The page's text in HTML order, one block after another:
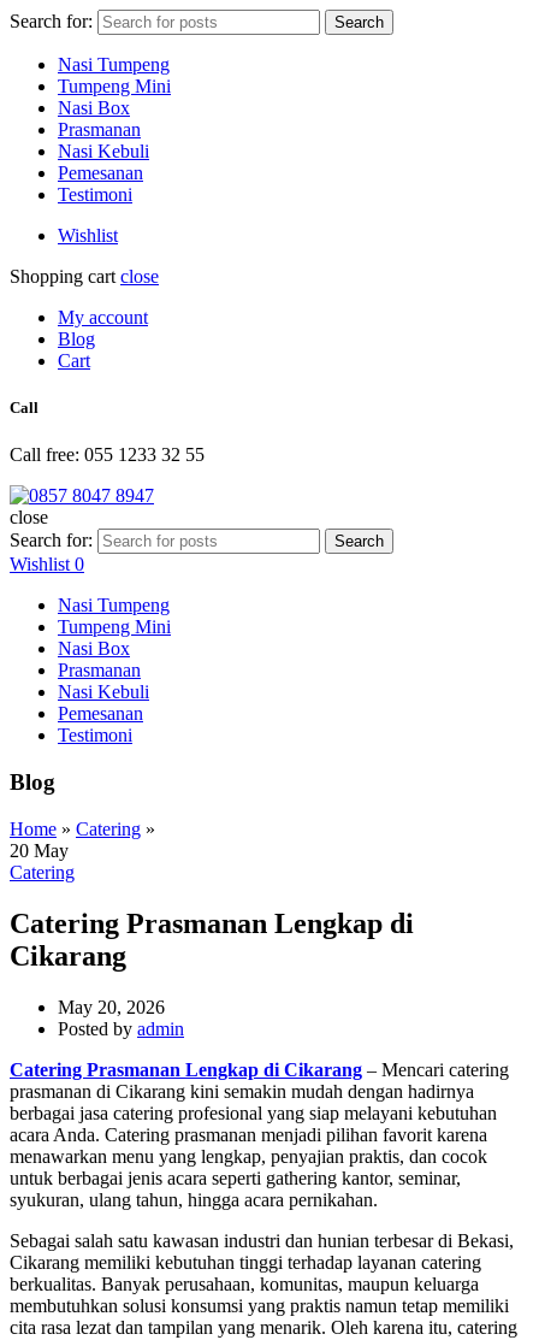
Search for: Search
Nasi Tumpeng
Tumpeng Mini
Nasi Box
Prasmanan
Nasi Kebuli
Pemesanan
Testimoni
Wishlist
Shopping cart close
My account
Blog
Cart
Call
Call free: 055 1233 32 55
close
Search for:
Search
Wishlist 0
Nasi Tumpeng
Tumpeng Mini
Nasi Box
Prasmanan
Nasi Kebuli
Pemesanan
Testimoni
Blog
Home » Catering »
20 May
Catering
Catering Prasmanan Lengkap di
Cikarang
May 20, 2026
Posted by admin
Catering Prasmanan Lengkap di Cikarang – Mencari catering
prasmanan di Cikarang kini semakin mudah dengan hadirnya
berbagai jasa catering profesional yang siap melayani kebutuhan
acara Anda. Catering prasmanan menjadi pilihan favorit karena
menawarkan menu yang lengkap, penyajian praktis, dan cocok
untuk berbagai jenis acara seperti gathering kantor, seminar,
syukuran, ulang tahun, hingga acara pernikahan.
Sebagai salah satu kawasan industri dan hunian terbesar di Bekasi,
Cikarang memiliki kebutuhan tinggi terhadap layanan catering
berkualitas. Banyak perusahaan, komunitas, maupun keluarga
membutuhkan solusi konsumsi yang praktis namun tetap memiliki
cita rasa lezat dan tampilan yang menarik. Oleh karena itu, catering